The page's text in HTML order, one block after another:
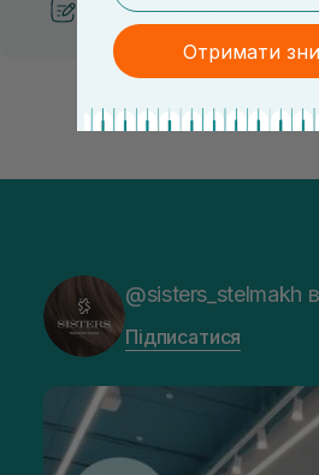
Рекомендації від
@sisters_stelmakh
Підписатися
Отримати